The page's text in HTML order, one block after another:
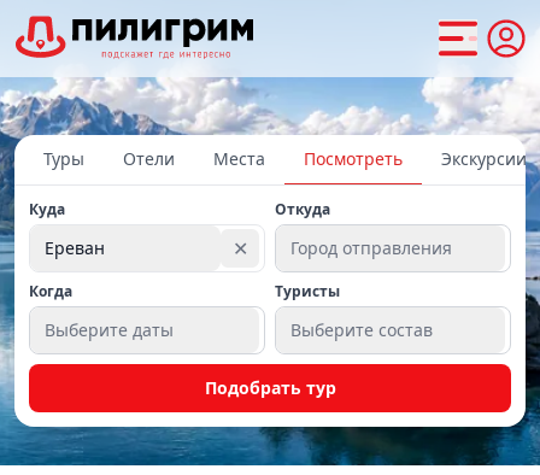
Туры Отели Места Посмотреть Экскурсии
Куда
Ереван ✕
Откуда
Город отправления
Когда
Выберите даты
Туристы
Выберите состав
Подобрать тур